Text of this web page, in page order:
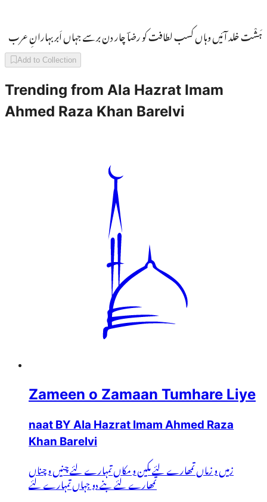
ہَشْت خلد آئیں وہاں کسب لطافت کو رضاؔ چار دن برسے جہاں اَبر بہارانِ عرب
Add to Collection
Trending from Ala Hazrat Imam
Ahmed Raza Khan Barelvi
Zameen o Zamaan Tumhare Liye
naat BY Ala Hazrat Imam Ahmed Raza
Khan Barelvi
زمیں و زماں تمھارے لئے مکین و مکاں تمہارے لئے چنیں و چناں
تمھارے لئے بنے دو جہاں تمہارے لئے